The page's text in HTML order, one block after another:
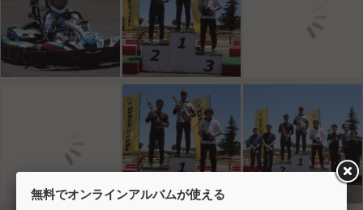
無料でオンラインアルバムが使える